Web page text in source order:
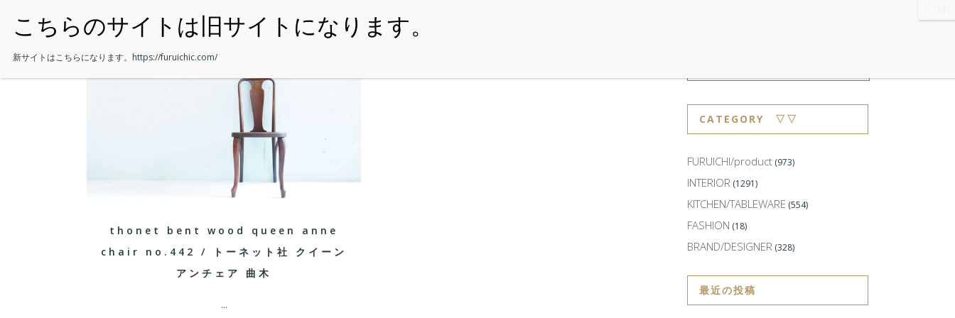
・HOME ・ITEM ・SHOPPING-GUIDE
thonet bent wood queen anne
chair no.442 / トーネット社 クイーン
アンチェア 曲木
...
CATEGORY ▽▽
FURUICHI/product (973)
INTERIOR (1291)
KITCHEN/TABLEWARE (554)
FASHION (18)
BRAND/DESIGNER (328)
最近の投稿
新サイトはこちらになります。 https://furuichic.com/